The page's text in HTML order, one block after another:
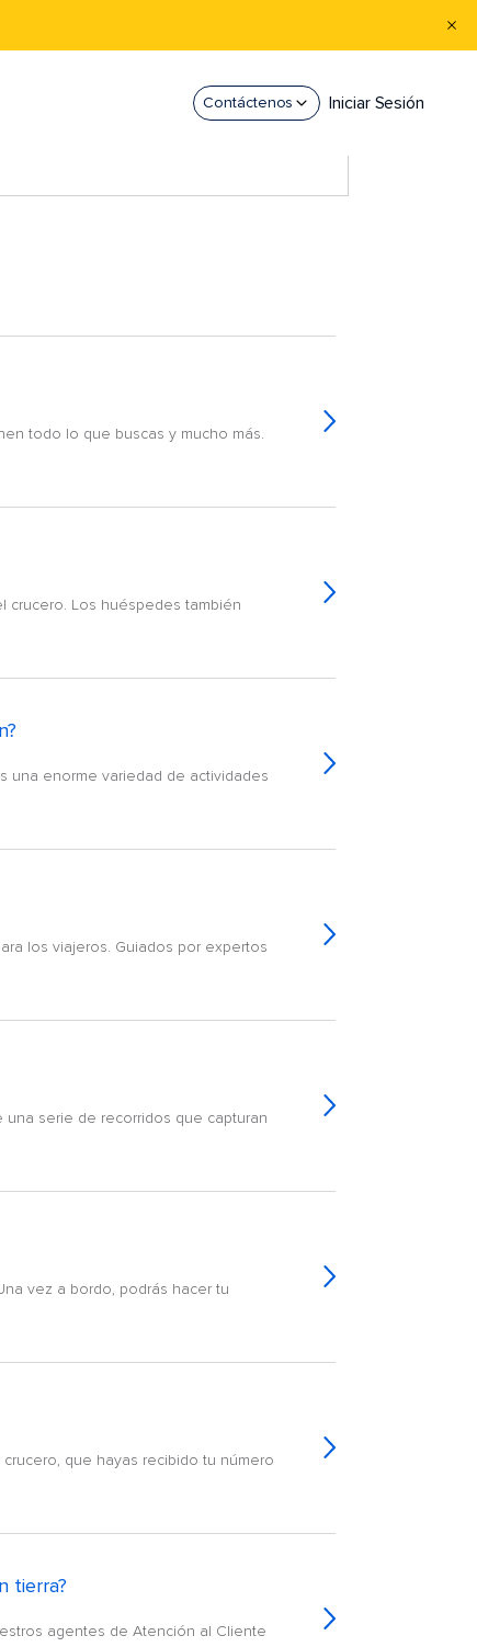
Contáctenos Iniciar Sesión
todo lo que buscas y mucho más.
crucero. Los huéspedes también
una enorme variedad de actividades
los viajeros. Guiados por expertos
serie de recorridos que capturan
vez a bordo, podrás hacer tu
que hayas recibido tu número
tierra?
agentes de Atención al Cliente